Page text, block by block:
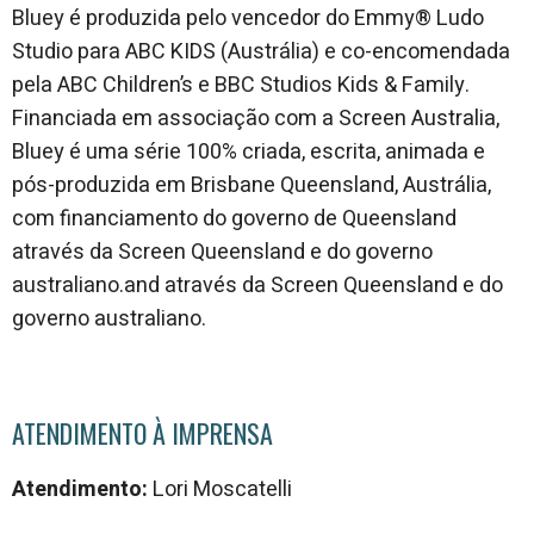
Bluey é produzida pelo vencedor do Emmy® Ludo
Studio para ABC KIDS (Austrália) e co-encomendada
pela ABC Children’s e BBC Studios Kids & Family.
Financiada em associação com a Screen Australia,
Bluey é uma série 100% criada, escrita, animada e
pós-produzida em Brisbane Queensland, Austrália,
com financiamento do governo de Queensland
através da Screen Queensland e do governo
australiano.and através da Screen Queensland e do
governo australiano.
ATENDIMENTO À IMPRENSA
Atendimento: Lori Moscatelli